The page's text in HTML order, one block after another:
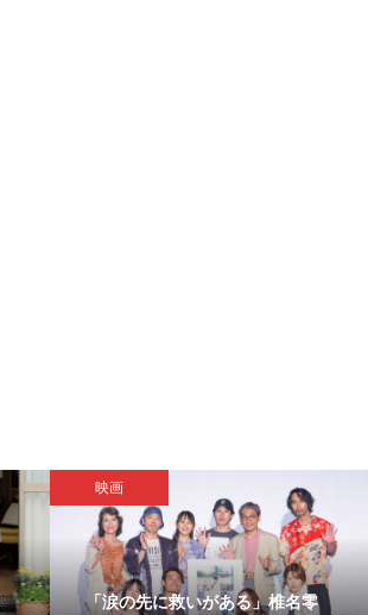
映画
「涙の先に救いがある」椎名零